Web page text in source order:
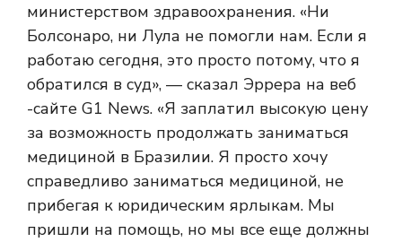
министерством здравоохранения. «Ни
Болсонаро, ни Лула не помогли нам. Если я
работаю сегодня, это просто потому, что я
обратился в суд», — сказал Эррера на веб
-сайте G1 News. «Я заплатил высокую цену
за возможность продолжать заниматься
медициной в Бразилии. Я просто хочу
справедливо заниматься медициной, не
прибегая к юридическим ярлыкам. Мы
пришли на помощь, но мы все еще должны